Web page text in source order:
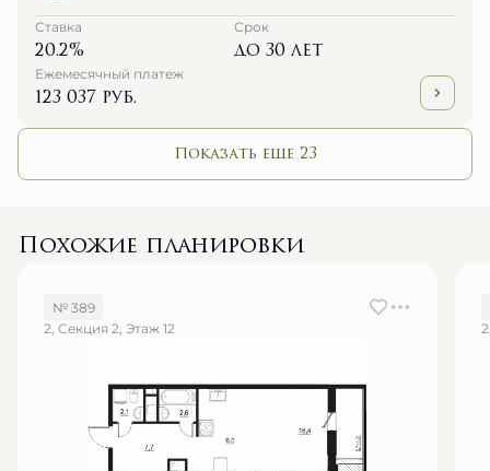
Ставка
20.2%
Срок
до 30 лет
Ежемесячный платеж
123 037 руб.
Показать еще 23
Похожие планировки
№ 389
2, Секция 2, Этаж 12